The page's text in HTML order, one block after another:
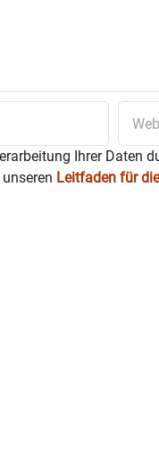
Ihrer Daten
Leitfaden für